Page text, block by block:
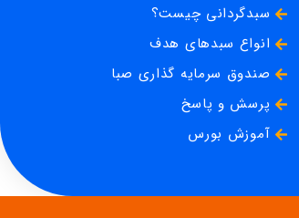
سبدگردانی چیست؟
انواع سبدهای هدف
صندوق سرمایه گذاری صبا
پرسش و پاسخ
آموزش بورس